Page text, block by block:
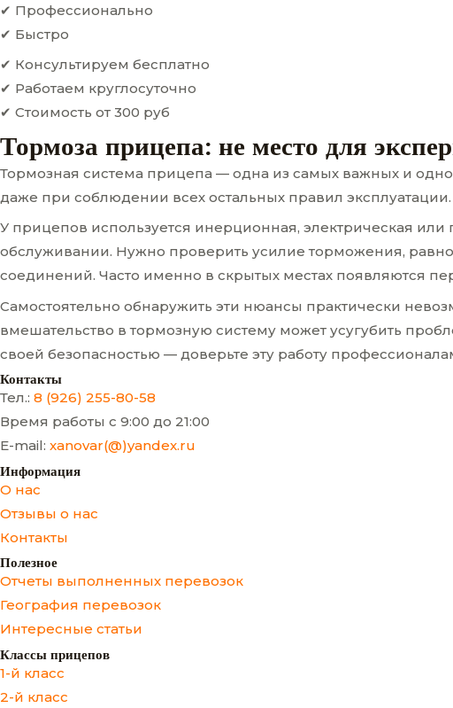
✔ Профессионально
✔ Быстро
✔ Консультируем бесплатно
✔ Работаем круглосуточно
✔ Стоимость от 300 руб
Тормоза прицепа: не место для
Тормозная система прицепа — одна из самых важных и
даже при соблюдении всех остальных правил
У прицепов используется инерционная, электрическая
обслуживании. Нужно проверить усилие торможения,
соединений. Часто именно в скрытых местах появляются
Самостоятельно обнаружить эти нюансы практически
вмешательство в тормозную систему может усугубить
своей безопасностью — доверьте эту работу
Контакты
Тел.: 8 (926) 255-80-58
Время работы с 9:00 до 21:00
E-mail: xanovar(@)yandex.ru
Информация
О нас
Отзывы о нас
Контакты
Полезное
Отчеты выполненных перевозок
География перевозок
Интересные статьи
Классы прицепов
1-й класс
2-й класс